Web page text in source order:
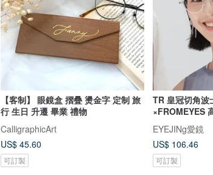
【客制】 眼鏡盒 摺疊 燙金字 定制 旅
行 生日 升遷 畢業 禮物
CalligraphicArt
US$ 45.60
可訂製
TR 皇冠切角波
×FROMEYES
EYEJINg愛鏡
US$ 106.46
可訂製